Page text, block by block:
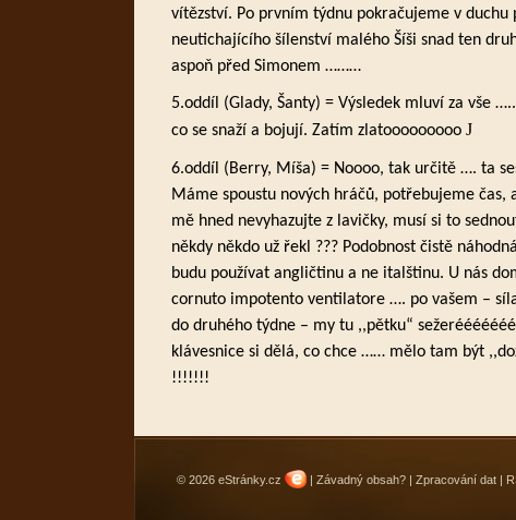
vítězství. Po prvním týdnu pokračujeme v duchu
neutichajícího šílenství malého Šíši snad ten
aspoň před Simonem ………
5.oddíl (Glady, Šanty) = Výsledek mluví za vše
co se snaží a bojují. Zatím zlatooooooooo J
6.oddíl (Berry, Míša) = Noooo, tak určitě …. ta
Máme spoustu nových hráčů, potřebujeme čas,
mě hned nevyhazujte z lavičky, musí si to
někdy někdo už řekl ??? Podobnost čistě
budu používat angličtinu a ne italštinu. U nás
cornuto impotento ventilatore …. po vašem –
do druhého týdne – my tu ,,pětku“
klávesnice si dělá, co chce …… mělo tam být
!!!!!!!
© 2026 eStránky.cz | Závadný obsah? | Zpracování dat |